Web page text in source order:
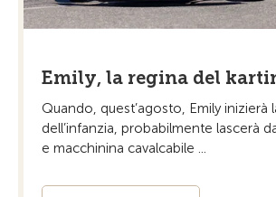
Emily, la regina del
Quando, quest’agosto, Emily inizierà
dell’infanzia, probabilmente lascerà
e macchinina cavalcabile ...